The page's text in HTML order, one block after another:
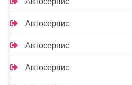
Автосервис
Автосервис
Автосервис
Автосервис